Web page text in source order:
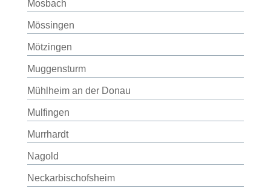
Mosbach
Mössingen
Mötzingen
Muggensturm
Mühlheim an der Donau
Mulfingen
Murrhardt
Nagold
Neckarbischofsheim